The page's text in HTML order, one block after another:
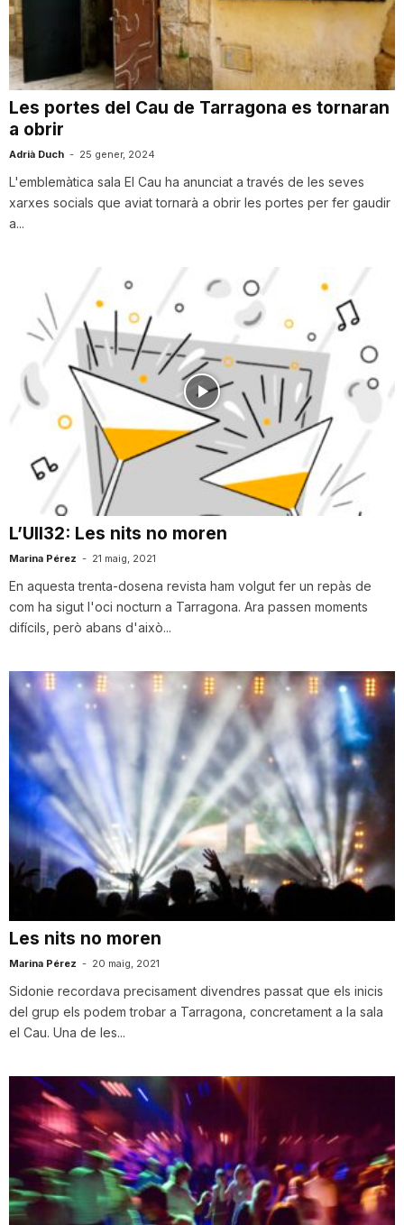
a
r
r
g
Les portes del Cau de Tarragona es tornaran
a obrir
Adrià Duch - 25 gener, 2024
L'emblemàtica sala El Cau ha anunciat a través de les seves
xarxes socials que aviat tornarà a obrir les portes per fer gaudir
a...
L’Ull32: Les nits no moren
Marina Pérez - 21 maig, 2021
En aquesta trenta-dosena revista ham volgut fer un repàs de
com ha sigut l'oci nocturn a Tarragona. Ara passen moments
difícils, però abans d'això...
Les nits no moren
Marina Pérez - 20 maig, 2021
Sidonie recordava precisament divendres passat que els inicis
del grup els podem trobar a Tarragona, concretament a la sala
el Cau. Una de les...